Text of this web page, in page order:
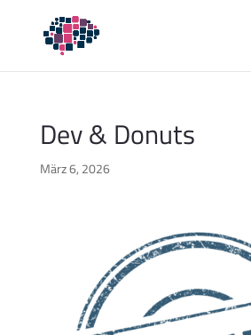
Dev & Donuts
März 6, 2026